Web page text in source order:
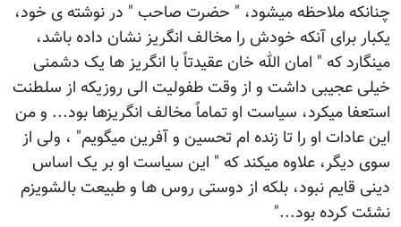
چنانکه ملاحظه میشود، " حضرت صاحب " در نوشته ی خود،
یکبار برای آنکه خودش را مخالف انگریز نشان داده باشد،
مینگارد که " امان الله خان عقیدتاً با انگریز ها یک دشمنی
خیلی عجیبی داشت و از وقت طفولیت الی روزیکه از سلطنت
استعفا میکرد، سیاست او تماماً مخالف انگریزها بود... و من
این عادات او را تا زنده ام تحسین و آفرین میگویم" ، ولی از
سوی دیگر، علاوه میکند که " این سیاست او بر یک اساس
دینی قایم نبود، بلکه از دوستی روس ها و طبیعت بالشویزم
نشئت کرده بود..."